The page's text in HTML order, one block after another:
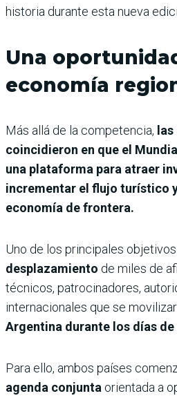
historia durante esta nueva
Una
economía
Más allá de la competencia, las
coincidieron en que el
una plataforma para atraer
incrementar el flujo turístico
economía de frontera.
Uno de los principales
desplazamiento de miles de
técnicos, patrocinadores,
internacionales que se
Argentina durante los días
Para ello, ambos países
agenda conjunta orientada a